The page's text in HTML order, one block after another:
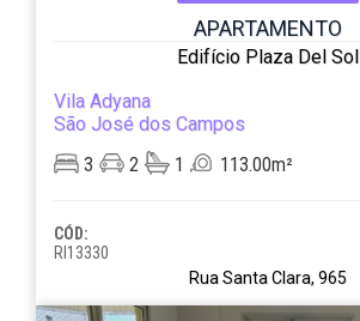
APARTAMENTO
Edifício Plaza Del Sol
Vila Adyana
São José dos Campos
3
2 1 113.00m²
CÓD:
RI13330
Rua Santa Clara, 965